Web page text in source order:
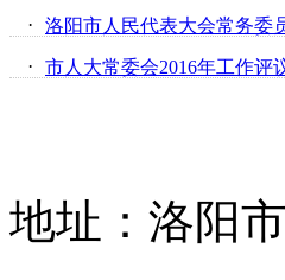
·
洛阳市人民代表大会常务委
·
市人大常委会2016年工作评
地址：洛阳